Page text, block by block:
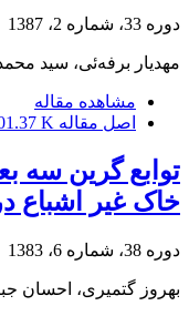
دوره 33، شماره 2، 1387
مهدیار برفه‌ئی، سید
مشاهده مقاله
اصل مقاله K
توابع گرین سه
خاک غیر اشباع
دوره 38، شماره 6، 1383
بهروز گتمیری، احسان